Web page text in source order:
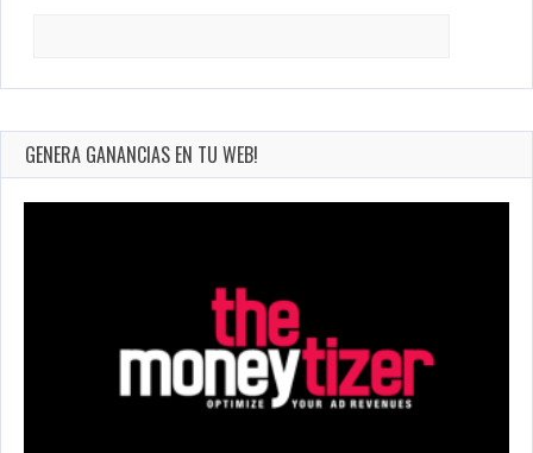
GENERA GANANCIAS EN TU WEB!